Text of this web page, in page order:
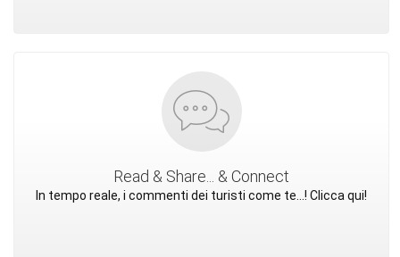
Read & Share... & Connect
In tempo reale, i commenti dei turisti come te...! Clicca qui!